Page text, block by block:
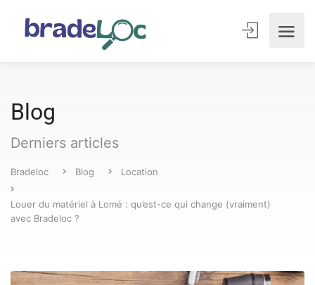
Blog
Derniers articles
Bradeloc Blog Location
Louer du matériel à Lomé : qu’est-ce qui change (vraiment)
avec Bradeloc ?